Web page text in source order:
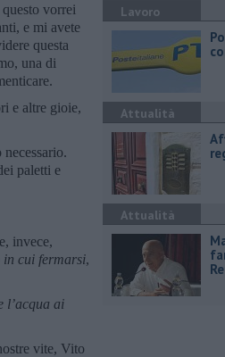
vorrei
e mi avete
questa
una di
e altre gioie,
paletti e
invece,
in cui fermarsi,
l’acqua ai
vite, Vito
Lavoro
Attualità
Attualità